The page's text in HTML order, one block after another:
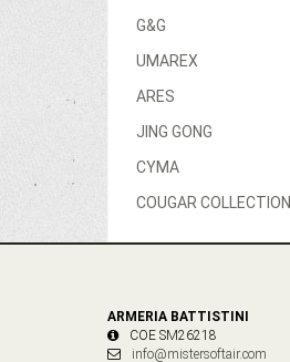
G&G
UMAREX
ARES
JING GONG
CYMA
COUGAR COLLECTION
ARMERIA BATTISTINI
COE SM26218
info@mistersoftair.com